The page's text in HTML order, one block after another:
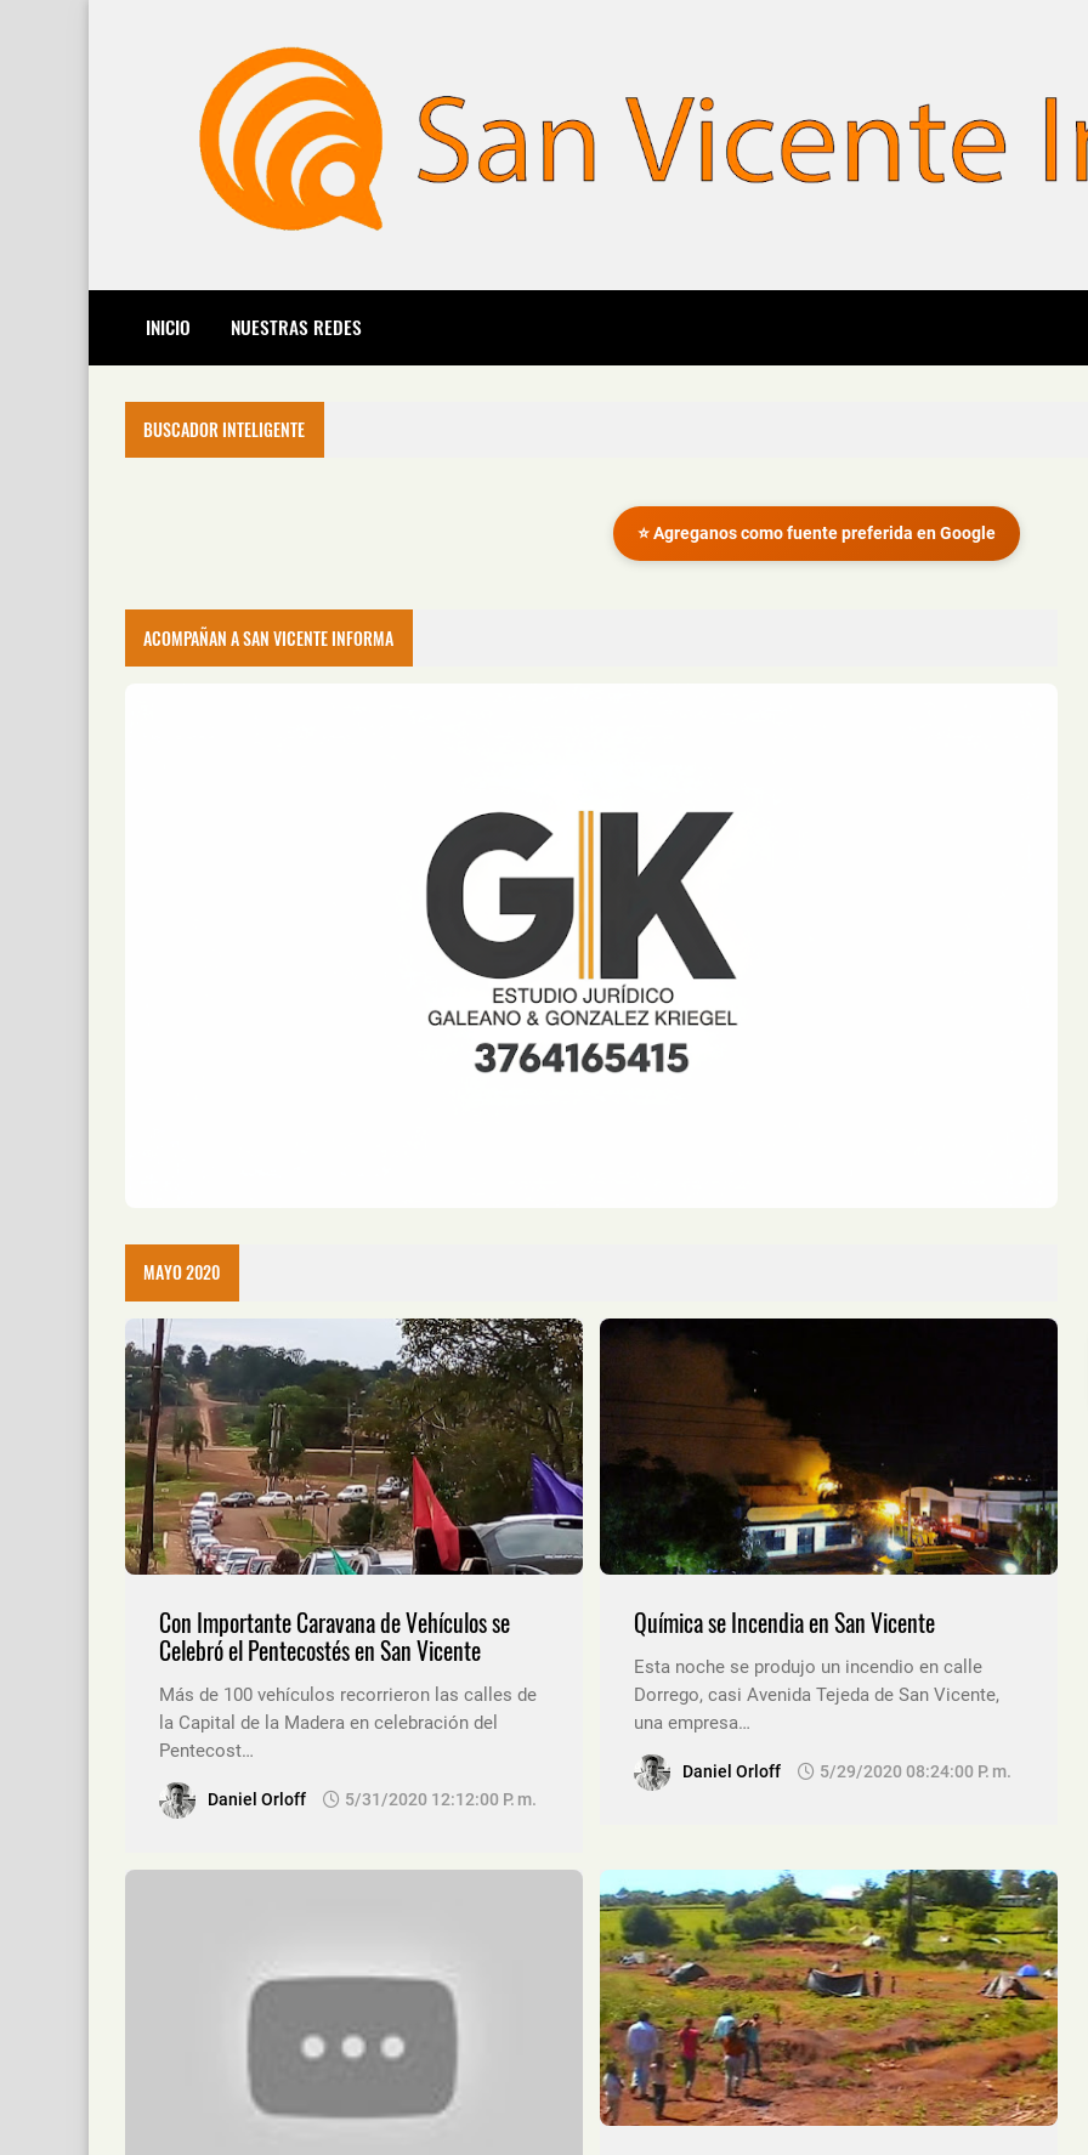
INICIO NUESTRAS REDES
BUSCADOR INTELIGENTE
⭐ Agreganos como fuente preferida en Google
ACOMPAÑAN A SAN VICENTE INFORMA
MAYO 2020
Con Importante Caravana de Vehículos se
Celebró el Pentecostés en San Vicente
Más de 100 vehículos recorrieron las calles de
la Capital de la Madera en celebración del
Pentecost…
Daniel Orloff 5/31/2020 12:12:00 P. M.
Química se Incendia en San Vicente
Esta noche se produjo un incendio en calle
Dorrego, casi Avenida Tejeda de San Vicente,
una empresa…
Daniel Orloff 5/29/2020 08:24:00 P. M.